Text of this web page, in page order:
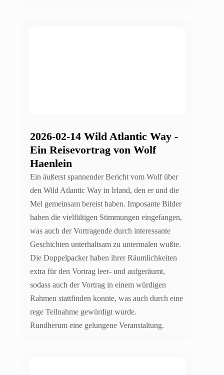
2026-02-14 Wild Atlantic Way -
Ein Reisevortrag von Wolf
Haenlein
Ein äußerst spannender Bericht vom Wolf über
den Wild Atlantic Way in Irland, den er und die
Mel gemeinsam bereist haben. Imposante Bilder
haben die vielfältigen Stimmungen eingefangen,
was auch der Vortragende durch interessante
Geschichten unterhaltsam zu untermalen wußte.
Die Doppelpacker haben ihrer Räumlichkeiten
extra für den Vortrag leer- und aufgeräumt,
sodass auch der Vortrag in einem würdigen
Rahmen stattfinden konnte, was auch durch eine
rege Teilnahme gewürdigt wurde.
Rundherum eine gelungene Veranstaltung.